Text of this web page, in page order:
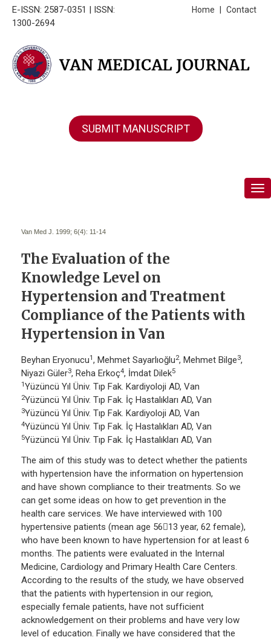
E-ISSN: 2587-0351 | ISSN:
1300-2694
Contact
Home
SUBMIT MANUSCRIPT
Van Med J. 1999; 6(4): 11-14
The Evaluation of the
Knowledge Level on
Hypertension and Treatment
Compliance of the Patients with
Hypertension in Van
Beyhan Eryonucu1, Mehmet Sayarlıoğlu2, Mehmet Bilge3,
Niyazi Güler3, Reha Erkoç4, İmdat Dilek5
1Yüzüncü Yıl Üniv. Tıp Fak. Kardiyoloji AD, Van
2Yüzüncü Yıl Üniv. Tıp Fak. İç Hastalıkları AD, Van
3Yüzüncü Yıl Üniv. Tıp Fak. Kardiyoloji AD, Van
4Yüzüncü Yıl Üniv. Tıp Fak. İç Hastalıkları AD, Van
5Yüzüncü Yıl Üniv. Tıp Fak. İç Hastalıkları AD, Van
The aim of this study was to detect whether the patients
with hypertension have the information on hypertension
and have shown compliance to their treatments. So we
can get some ideas on how to get prevention in the
health care services. We have interviewed with 100
hypertensive patients (mean age 5613 year, 62 female),
who have been known to have hypertension for at least 6
months. The patients were evaluated in the Internal
Medicine, Cardiology and Primary Health Care Centers.
According to the results of the study, we have observed
that the patients with hypertension in our region,
especially female patients, have not sufficient
acknowledgement on their problems and have very low
level of education. Finally we have considered that the